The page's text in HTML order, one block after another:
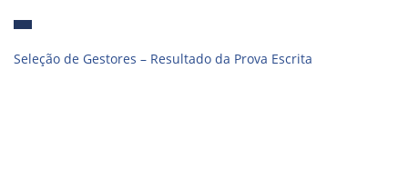
Seleção de Gestores – Resultado da Prova Escrita